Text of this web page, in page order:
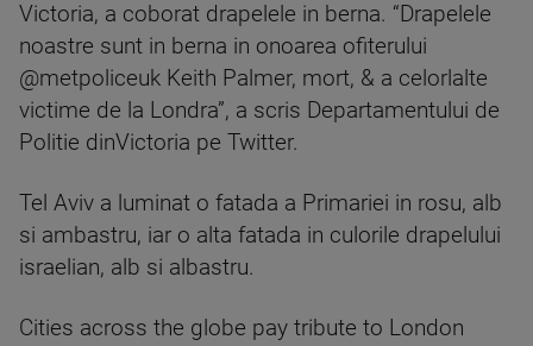
Victoria, a coborat drapelele in berna. “Drapelele
noastre sunt in berna in onoarea ofiterului
@metpoliceuk Keith Palmer, mort, & a celorlalte
victime de la Londra”, a scris Departamentului de
Politie dinVictoria pe Twitter.
Tel Aviv a luminat o fatada a Primariei in rosu, alb
si ambastru, iar o alta fatada in culorile drapelului
israelian, alb si albastru.
Cities across the globe pay tribute to London